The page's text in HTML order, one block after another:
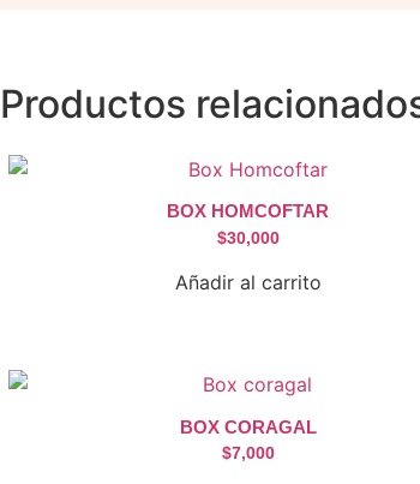
Productos
BOX HOMCOFTAR
$30,000
Añadir al carrito
BOX CORAGAL
$7,000